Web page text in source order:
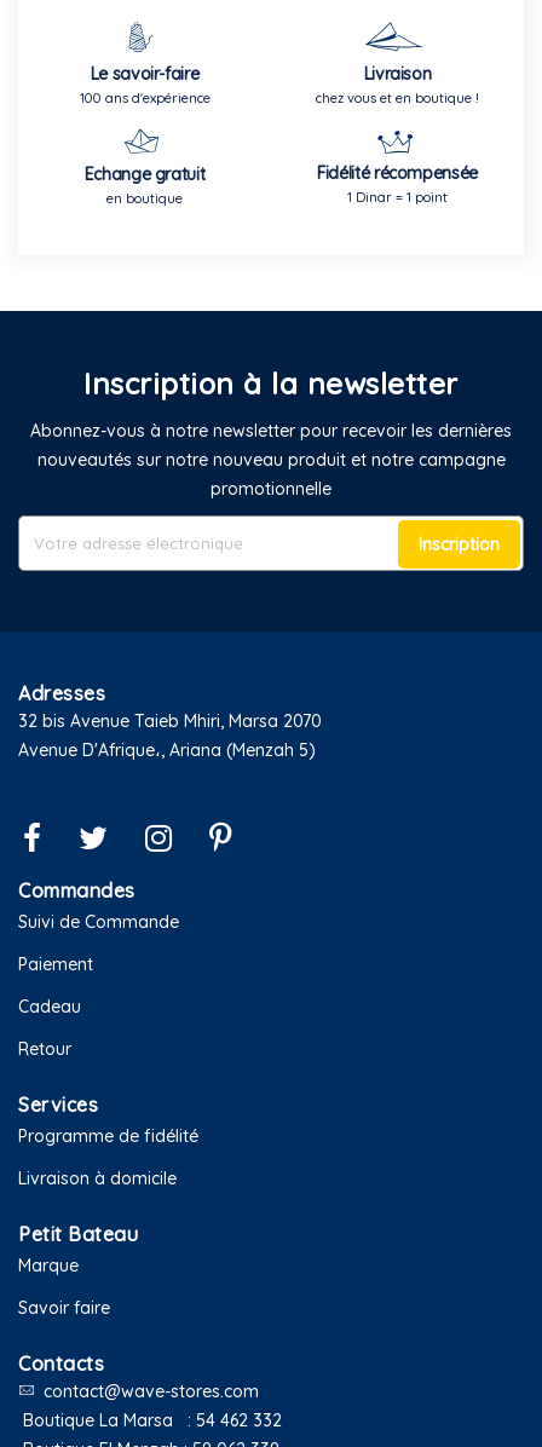
Le savoir-faire
100 ans d'expérience
Livraison
chez vous et en boutique !
Echange gratuit
en boutique
Fidélité récompensée
1 Dinar = 1 point
Inscription à la newsletter
Abonnez-vous à notre newsletter pour recevoir les dernières
nouveautés sur notre nouveau produit et notre campagne
promotionnelle
Inscription
Adresses
32 bis Avenue Taieb Mhiri, Marsa 2070
Avenue D'Afrique،, Ariana (Menzah 5)
Commandes
Suivi de Commande
Paiement
Cadeau
Retour
Services
Programme de fidélité
Livraison à domicile
Petit Bateau
Marque
Savoir faire
Contacts
contact@wave-stores.com
Boutique La Marsa : 54 462 332